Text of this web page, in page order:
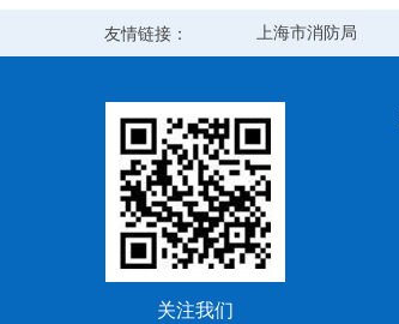
关注我们
友情链接： 上海市消防局